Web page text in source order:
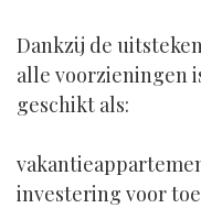
Dankzij de
alle voorzieningen
geschikt als:
investering voor